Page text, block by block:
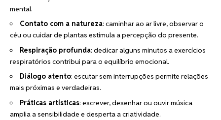
mental.
Contato com a natureza: caminhar ao ar livre, observar o
céu ou cuidar de plantas estimula a percepção do presente.
Respiração profunda: dedicar alguns minutos a exercícios
respiratórios contribui para o equilíbrio emocional.
Diálogo atento: escutar sem interrupções permite relações
mais próximas e verdadeiras.
Práticas artísticas: escrever, desenhar ou ouvir música
amplia a sensibilidade e desperta a criatividade.